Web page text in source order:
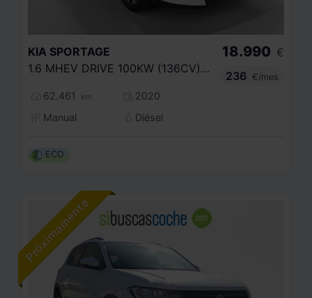
KIA SPORTAGE
1.6 MHEV DRIVE 100KW (136CV) 4X2
62.461 km
2020
Manual
Diésel
18.990 €
236
€/mes
ECO